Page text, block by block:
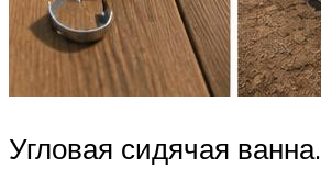
Угловая сидячая ванна.